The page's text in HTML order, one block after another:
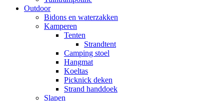
Outdoor
Bidons en waterzakken
Kamperen
Tenten
Strandtent
Camping stoel
Hangmat
Koeltas
Picknick deken
Strand handdoek
Slapen